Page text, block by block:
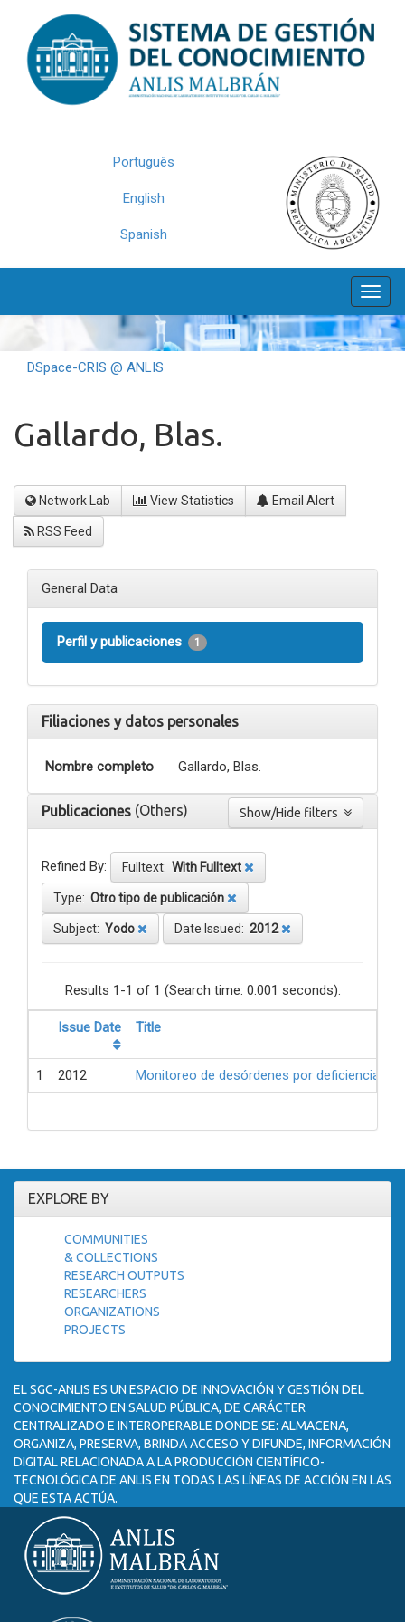
navigation
Português
English
Spanish
DSpace-CRIS @ ANLIS
Gallardo, Blas.
Network Lab View Statistics Email Alert
RSS Feed
General Data
Perfil y publicaciones 1
Filiaciones y datos personales
Nombre completo Gallardo, Blas.
Publicaciones (Others)
Refined By: Fulltext: With Fulltext
Type: Otro tipo de publicación
Subject: Yodo Date Issued: 2012
Results 1-1 of 1 (Search time: 0.001 seconds).
Issue Date Title
1 2012 Monitoreo de desórdenes por deficiencia
EXPLORE BY
COMMUNITIES
& COLLECTIONS
RESEARCH OUTPUTS
RESEARCHERS
ORGANIZATIONS
PROJECTS
EL SGC-ANLIS ES UN ESPACIO DE INNOVACIÓN Y GESTIÓN DEL
CONOCIMIENTO EN SALUD PÚBLICA, DE CARÁCTER
CENTRALIZADO E INTEROPERABLE DONDE SE: ALMACENA,
ORGANIZA, PRESERVA, BRINDA ACCESO Y DIFUNDE, INFORMACIÓN
DIGITAL RELACIONADA A LA PRODUCCIÓN CIENTÍFICO-
TECNOLÓGICA DE ANLIS EN TODAS LAS LÍNEAS DE ACCIÓN EN LAS
QUE ESTA ACTÚA.